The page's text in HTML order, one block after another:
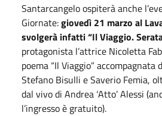
Santarcangelo ospiterà anche
Giornate:giovedì 21 marzo al
svolgerà infatti “Il Viaggio.
protagonista l’attrice Nicoletta
poema “Il Viaggio” accompagnata
Stefano Bisulli e Saverio Femia,
dal vivo di Andrea ‘Atto’ Alessi
l’ingresso è gratuito).